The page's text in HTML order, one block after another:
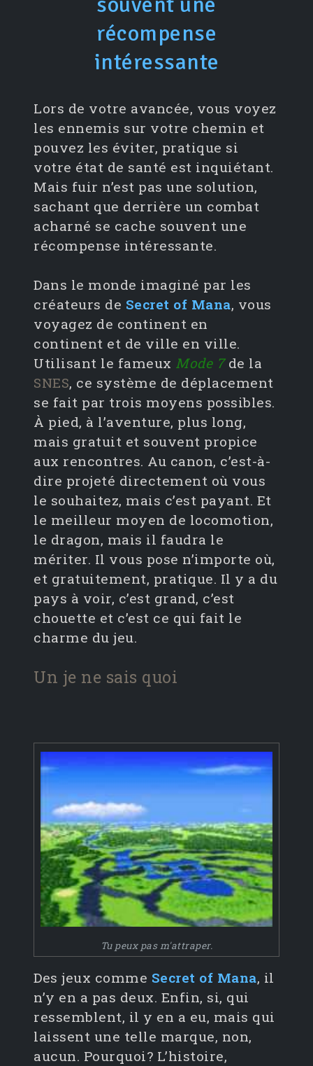
récompense
intéressante
Lors de votre avancée, vous voyez
les ennemis sur votre chemin et
pouvez les éviter, pratique si
votre état de santé est inquiétant.
Mais fuir n’est pas une solution,
sachant que derrière un combat
acharné se cache souvent une
récompense intéressante.
Dans le monde imaginé par les
créateurs de Secret of Mana, vous
voyagez de continent en
continent et de ville en ville.
Utilisant le fameux Mode 7de la
SNES, ce système de déplacement
se fait par trois moyens possibles.
À pied, à l’aventure, plus long,
mais gratuit et souvent propice
aux rencontres. Au canon, c’est-à-
dire projeté directement où vous
le souhaitez, mais c’est payant. Et
le meilleur moyen de locomotion,
le dragon, mais il faudra le
mériter. Il vous pose n’importe où,
et gratuitement, pratique. Il y a du
pays à voir, c’est grand, c’est
chouette et c’est ce qui fait le
charme du jeu.
Un je ne sais quoi
Tu peux pas m'attraper.
Des jeux comme Secret of Mana, il
n’y en a pas deux. Enfin, si, qui
ressemblent, il y en a eu, mais qui
laissent une telle marque, non,
aucun. Pourquoi? L’histoire,